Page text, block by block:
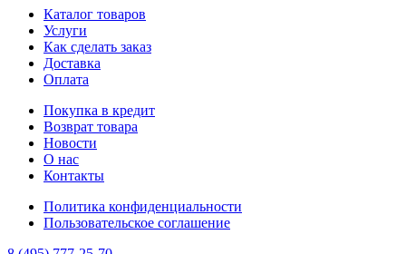
Каталог товаров
Услуги
Как сделать заказ
Доставка
Оплата
Покупка в кредит
Возврат товара
Новости
О нас
Контакты
Политика конфиденциальности
Пользовательское соглашение